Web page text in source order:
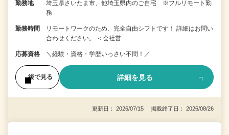
勤務地
埼玉県さいたま市、他埼玉県内のご自宅 ※フルリモート勤
務
勤務時間
リモートワークのため、完全自由シフトです！ 詳細はお問い
合わせください。 ＜会社営…
応募資格 ＼経験・資格・学歴いっさい不問！／
後で見る 詳細を見る
更新日： 2026/07/15 掲載終了日： 2026/08/26